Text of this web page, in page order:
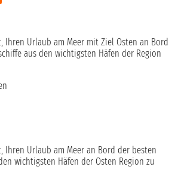
Ihren Urlaub am Meer mit Ziel Osten an Bord
aus den wichtigsten Häfen der Region
Ihren Urlaub am Meer an Bord der besten
wichtigsten Häfen der Osten Region zu